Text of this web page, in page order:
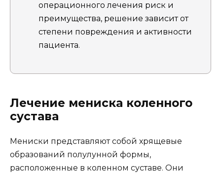
операционного лечения риск и
преимущества, решение зависит от
степени повреждения и активности
пациента.
Лечение мениска коленного
сустава
Мениски представляют собой хрящевые
образований полулунной формы,
расположенные в коленном суставе. Они